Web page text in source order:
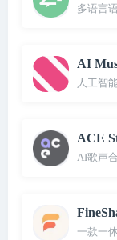
多语言
AI
人工智
ACE
AI歌声
一款一